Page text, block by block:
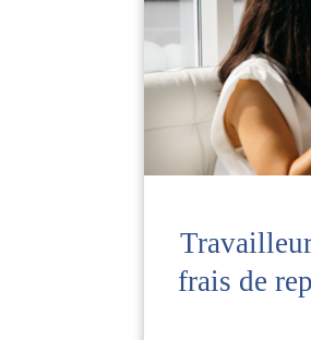
frais de